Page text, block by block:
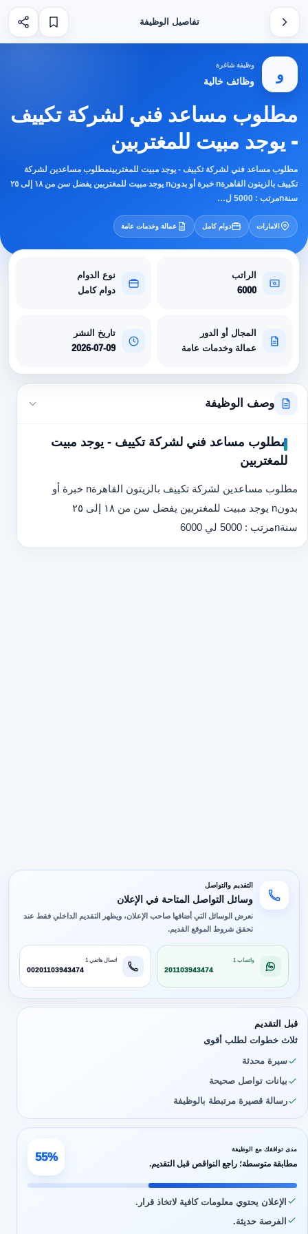
تفاصيل الوظيفة
و
وظيفة شاغرة
وظائف خالية
مطلوب مساعد فني لشركة تكييف
- يوجد مبيت للمغتربين
مطلوب مساعد فني لشركة تكييف - يوجد مبيت للمغتربينمطلوب مساعدين لشركة
تكييف بالزيتون القاهرةn خبرة أو بدونn يوجد مبيت للمغتربين يفضل سن من ١٨ إلى ٢٥
سنةnمرتب : 5000 ل…
الامارات دوام كامل عمالة وخدمات عامة
الراتب
6000
نوع الدوام
دوام كامل
المجال أو الدور
عمالة وخدمات عامة
تاريخ النشر
2026-07-09
وصف الوظيفة
مطلوب مساعد فني لشركة تكييف - يوجد مبيت
للمغتربين
مطلوب مساعدين لشركة تكييف بالزيتون القاهرةn خبرة أو
بدونn يوجد مبيت للمغتربين يفضل سن من ١٨ إلى ٢٥
سنةnمرتب : 5000 لي 6000
التقديم والتواصل
وسائل التواصل المتاحة في الإعلان
نعرض الوسائل التي أضافها صاحب الإعلان، ويظهر التقديم الداخلي فقط عند
تحقق شروط الموقع القديم.
واتساب 1
201103943474
اتصال هاتفي 1
00201103943474
قبل التقديم
ثلاث خطوات لطلب أقوى
سيرة محدثة
بيانات تواصل صحيحة
رسالة قصيرة مرتبطة بالوظيفة
مدى توافقك مع الوظيفة
مطابقة متوسطة؛ راجع النواقص قبل التقديم. 55%
الإعلان يحتوي معلومات كافية لاتخاذ قرار.
الفرصة حديثة.